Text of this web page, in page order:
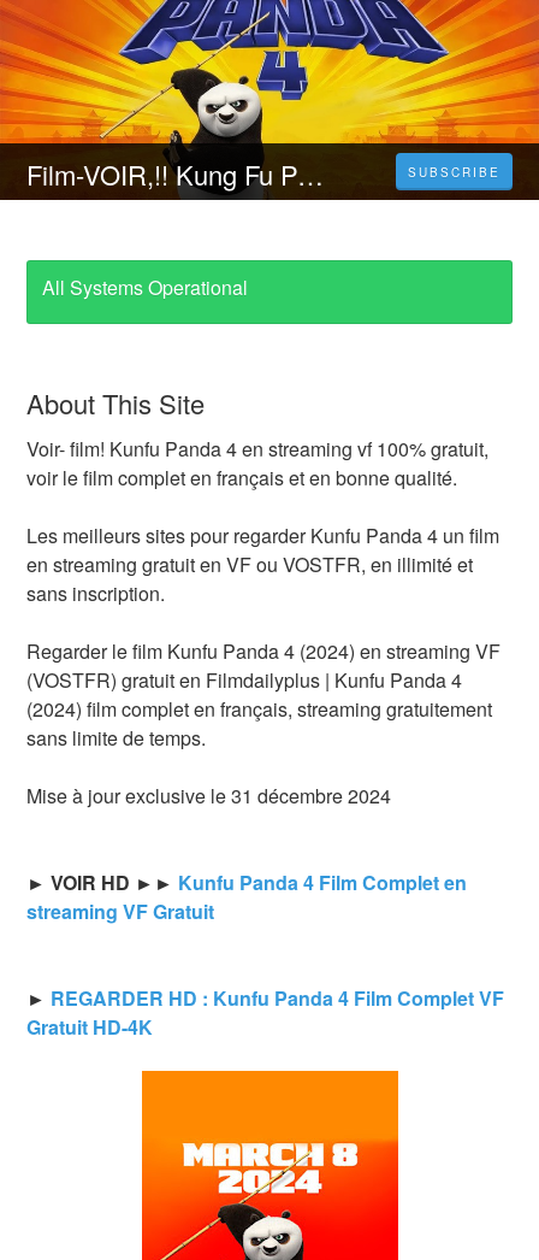
Film-VOIR,!! Kung Fu Panda 4 (2024) Film Complet Streaming-VF en Français Vostfr SUBSCRIBE
All Systems Operational
About This Site
Voir- film! Kunfu Panda 4 en streaming vf 100% gratuit,
voir le film complet en français et en bonne qualité.
Les meilleurs sites pour regarder Kunfu Panda 4 un film
en streaming gratuit en VF ou VOSTFR, en illimité et
sans inscription.
Regarder le film Kunfu Panda 4 (2024) en streaming VF
(VOSTFR) gratuit en Filmdailyplus | Kunfu Panda 4
(2024) film complet en français, streaming gratuitement
sans limite de temps.
Mise à jour exclusive le 31 décembre 2024
► VOIR HD ►► Kunfu Panda 4 Film Complet en
streaming VF Gratuit
► REGARDER HD : Kunfu Panda 4 Film Complet VF
Gratuit HD-4K